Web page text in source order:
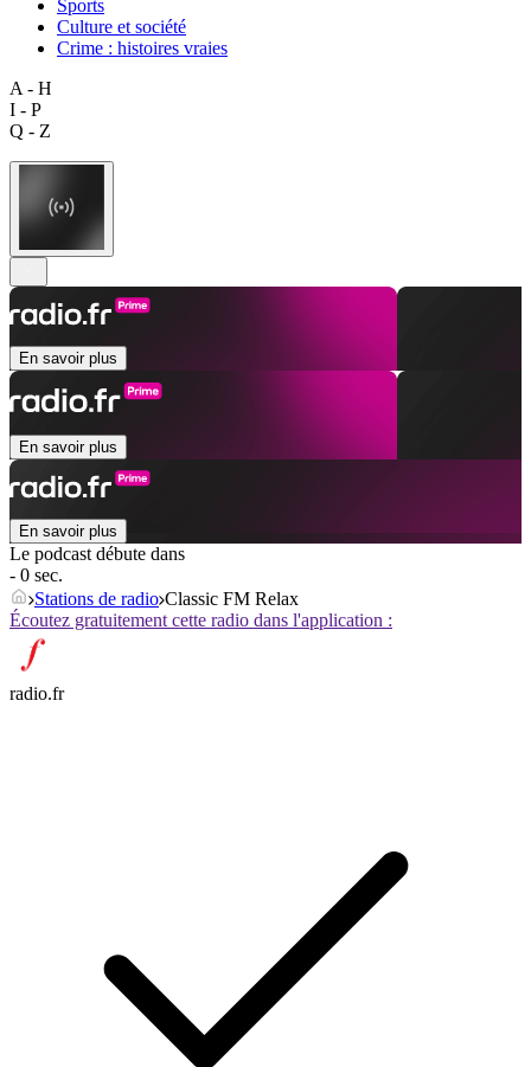
Sports
Culture et société
Crime : histoires vraies
A - H
I - P
Q - Z
En savoir plus
En savoir plus
En savoir plus
Le podcast débute dans
- 0 sec.
Stations de radio Classic FM Relax
Écoutez gratuitement cette radio dans l'application :
radio.fr